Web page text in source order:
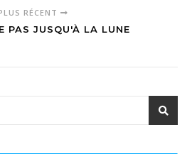
RÉCENT
PAS JUSQU'À LA LUNE